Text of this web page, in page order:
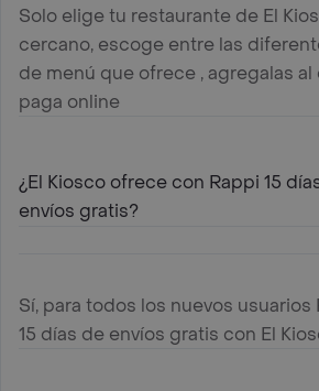
Solo elige tu restaurante de El
cercano, escoge entre las
de menú que ofrece , agregalas al
paga online
¿El Kiosco ofrece con Rappi 15
envíos gratis?
Sí, para todos los nuevos
15 días de envíos gratis con El